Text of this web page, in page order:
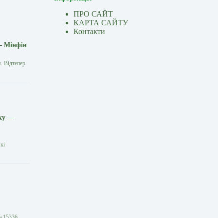
Мінфін
Відтепер
—
ПРО САЙТ
КАРТА САЙТУ
Контакти